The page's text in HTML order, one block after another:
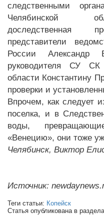
следственными
Челябинской
доследственная
представители
России Александр
руководителя СУ
области Константину
проверки и
Впрочем, как следует
поселка, и в
воды,
«Венецию», они тоже
Челябинск, Виктор
Источник:
Теги статьи: Копейск
Статья опубликована в